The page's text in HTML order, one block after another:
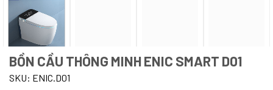
BỒN CẦU THÔNG MINH ENIC SMART D01
SKU: ENIC.D01